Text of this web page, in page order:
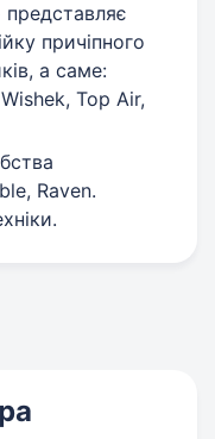
причіпного
а саме:
Top Air,
Raven.